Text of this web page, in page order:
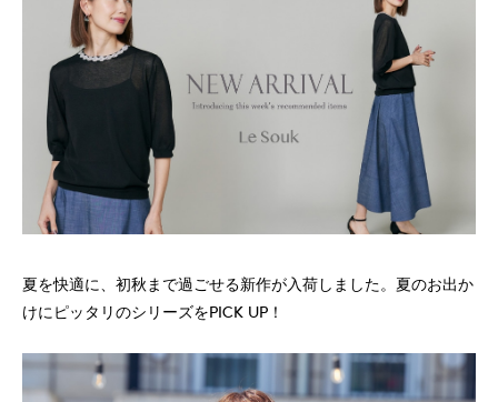
夏を快適に、初秋まで過ごせる新作が入荷しました。夏のお出か
けにピッタリのシリーズをPICK UP！